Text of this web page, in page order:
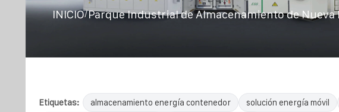
INICIO/Parque Industrial de Almacenamiento de Nueva
Etiquetas: almacenamiento energía contenedor solución energía móvil